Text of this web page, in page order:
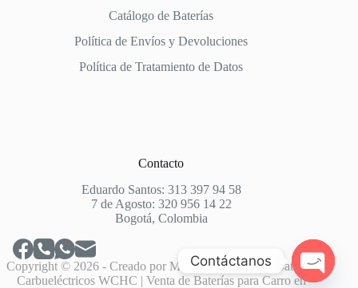
Catálogo de Baterías
Política de Envíos y Devoluciones
Política de Tratamiento de Datos
Contacto
Eduardo Santos: 313 397 94 58
7 de Agosto: 320 956 14 22
Bogotá, Colombia
Copyright © 2026 - Creado por Market Housepara: Baterías
Carbueléctricos WCHC | Venta de Baterías para Carro en
Contáctanos